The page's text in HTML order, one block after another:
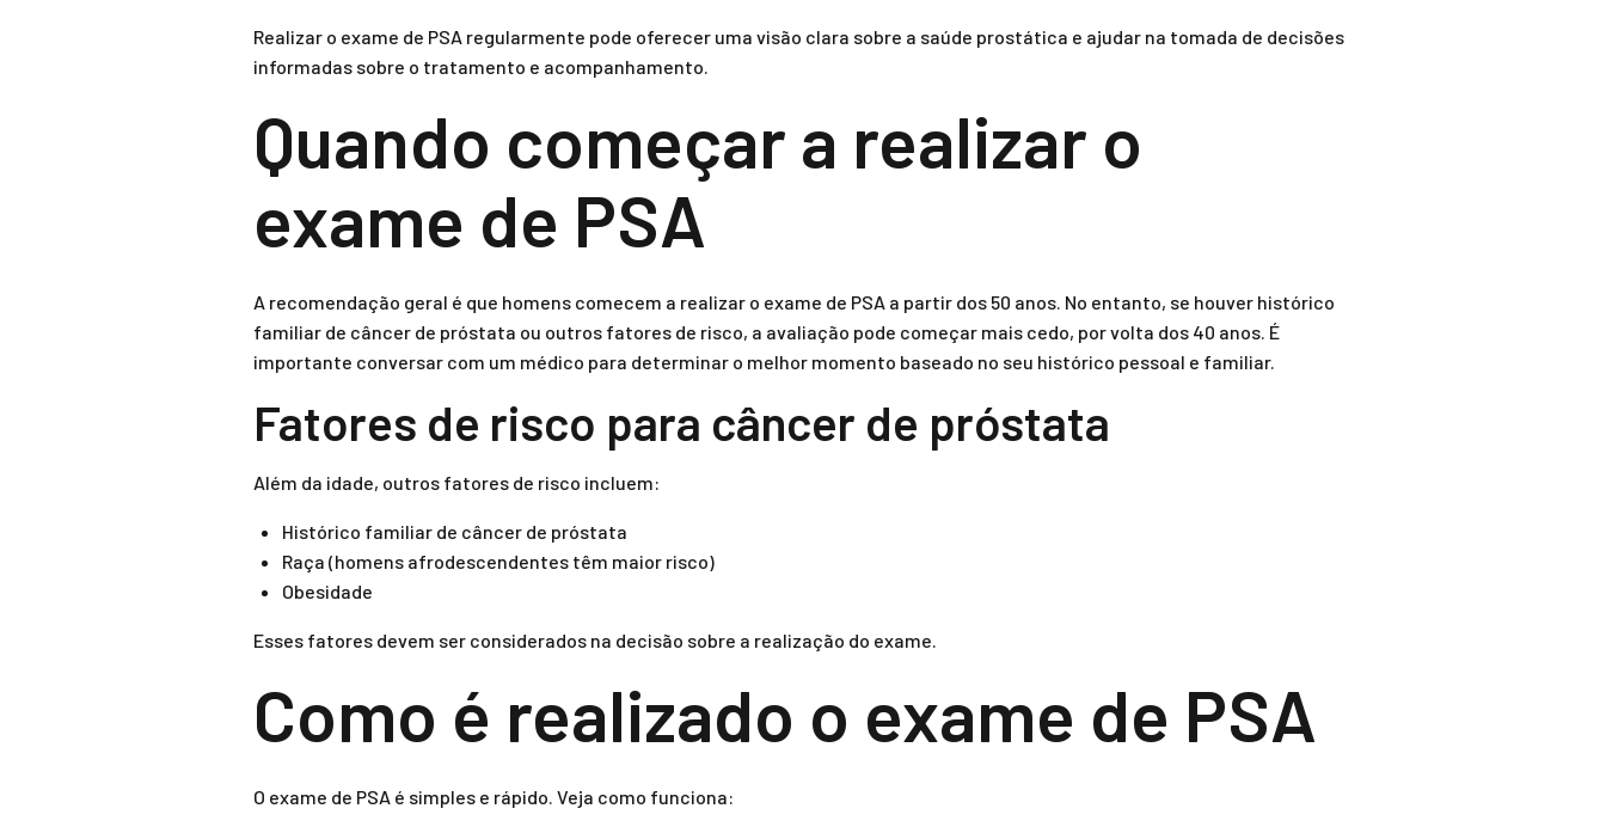
Realizar o exame de PSA regularmente pode oferecer uma visão clara sobre a saúde prostática e ajudar na tomada de decisões
informadas sobre o tratamento e acompanhamento.
Quando começar a realizar o
exame de PSA
A recomendação geral é que homens comecem a realizar o exame de PSA a partir dos 50 anos. No entanto, se houver histórico
familiar de câncer de próstata ou outros fatores de risco, a avaliação pode começar mais cedo, por volta dos 40 anos. É
importante conversar com um médico para determinar o melhor momento baseado no seu histórico pessoal e familiar.
Fatores de risco para câncer de próstata
Além da idade, outros fatores de risco incluem:
Histórico familiar de câncer de próstata
Raça (homens afrodescendentes têm maior risco)
Obesidade
Esses fatores devem ser considerados na decisão sobre a realização do exame.
Como é realizado o exame de PSA
O exame de PSA é simples e rápido. Veja como funciona: